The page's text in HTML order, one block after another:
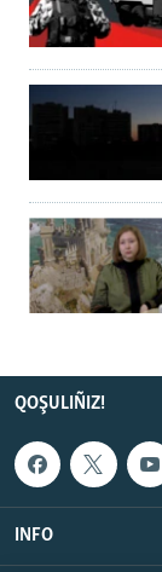
QOŞULIÑIZ!
INFO